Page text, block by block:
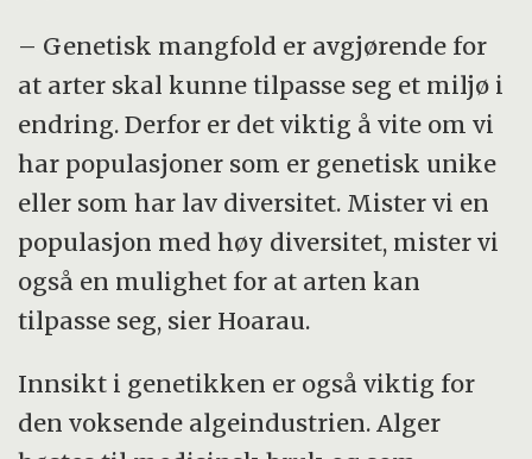
– Genetisk mangfold er avgjørende for
at arter skal kunne tilpasse seg et miljø i
endring. Derfor er det viktig å vite om vi
har populasjoner som er genetisk unike
eller som har lav diversitet. Mister vi en
populasjon med høy diversitet, mister vi
også en mulighet for at arten kan
tilpasse seg, sier Hoarau.
Innsikt i genetikken er også viktig for
den voksende algeindustrien. Alger